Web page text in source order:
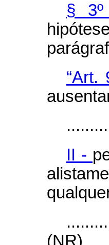
§ 3º
“Art.
II -
(NR)